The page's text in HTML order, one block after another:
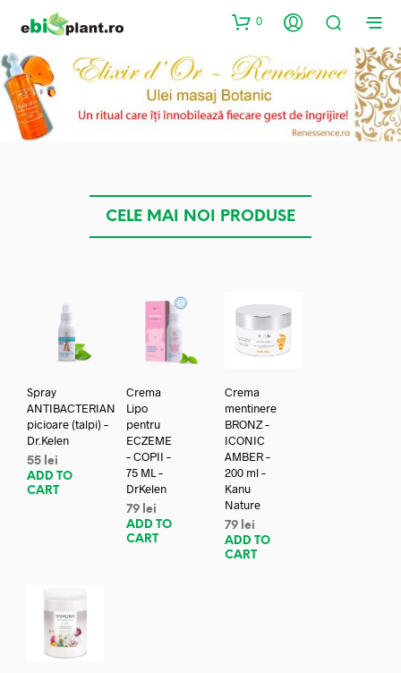
0
CELE MAI NOI PRODUSE
Spray
ANTIBACTERIAN
picioare (talpi) –
Dr.Kelen
55 lei
ADD TO
CART
Crema
Lipo
pentru
ECZEME
– COPII –
75 ML –
DrKelen
79 lei
ADD TO
CART
Crema
mentinere
BRONZ –
ICONIC
AMBER –
200 ml –
Kanu
Nature
79 lei
ADD TO
CART